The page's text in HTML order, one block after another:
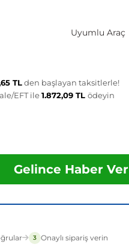
Uyumlu Araç
TLden başlayan taksitlerle!
EFT ile1.872,09 TL ödeyin
Gelince Haber Ver
3 Onaylı sipariş verin